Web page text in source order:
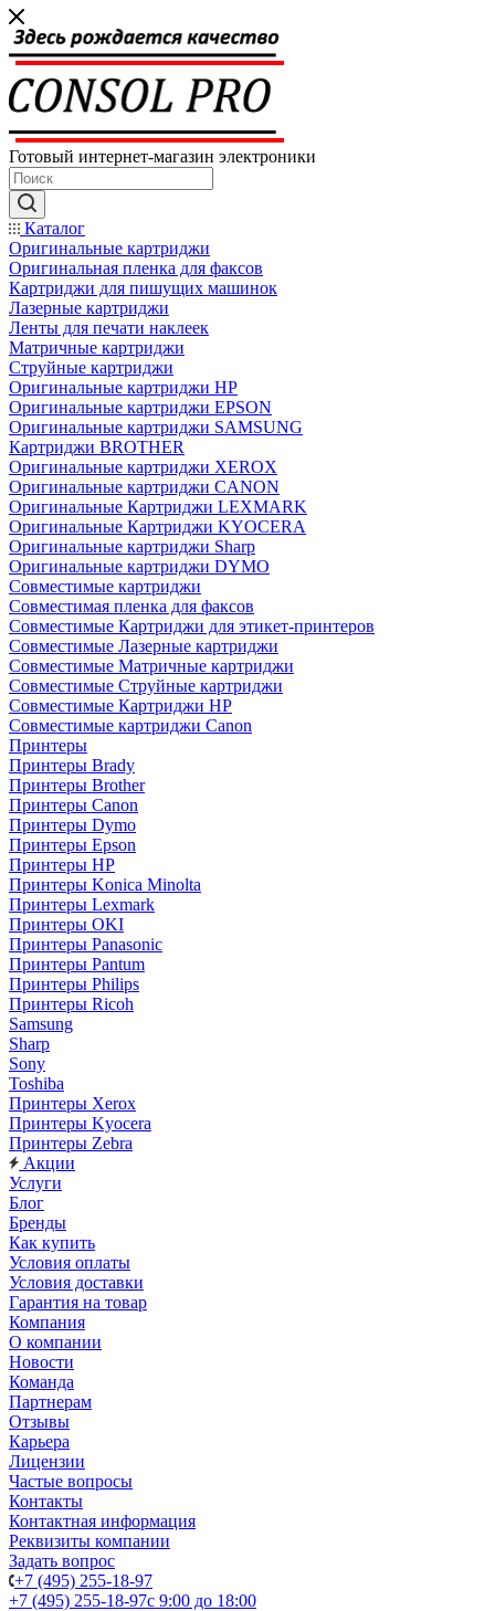
Готовый интернет-магазин электроники
Каталог
Оригинальные картриджи
Оригинальная пленка для факсов
Картриджи для пишущих машинок
Лазерные картриджи
Ленты для печати наклеек
Матричные картриджи
Струйные картриджи
Оригинальные картриджи HP
Оригинальные картриджи EPSON
Оригинальные картриджи SAMSUNG
Картриджи BROTHER
Оригинальные картриджи XEROX
Оригинальные картриджи CANON
Оригинальные Картриджи LEXMARK
Оригинальные Картриджи KYOCERA
Оригинальные картриджи Sharp
Оригинальные картриджи DYMO
Совместимые картриджи
Совместимая пленка для факсов
Совместимые Картриджи для этикет-принтеров
Совместимые Лазерные картриджи
Совместимые Матричные картриджи
Совместимые Струйные картриджи
Совместимые Картриджи HP
Совместимые картриджи Canon
Принтеры
Принтеры Brady
Принтеры Brother
Принтеры Canon
Принтеры Dymo
Принтеры Epson
Принтеры HP
Принтеры Konica Minolta
Принтеры Lexmark
Принтеры OKI
Принтеры Panasonic
Принтеры Pantum
Принтеры Philips
Принтеры Ricoh
Samsung
Sharp
Sony
Toshiba
Принтеры Xerox
Принтеры Kyocera
Принтеры Zebra
Акции
Услуги
Блог
Бренды
Как купить
Условия оплаты
Условия доставки
Гарантия на товар
Компания
О компании
Новости
Команда
Партнерам
Отзывы
Карьера
Лицензии
Частые вопросы
Контакты
Контактная информация
Реквизиты компании
Задать вопрос
+7 (495) 255-18-97
+7 (495) 255-18-97с 9:00 до 18:00